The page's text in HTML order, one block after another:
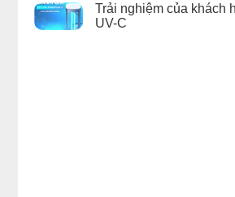
Trải nghiệm của khách
UV-C